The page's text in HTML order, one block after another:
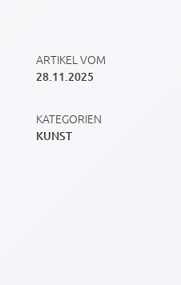
ARTIKEL VOM
28.11.2025
KATEGORIEN
KUNST